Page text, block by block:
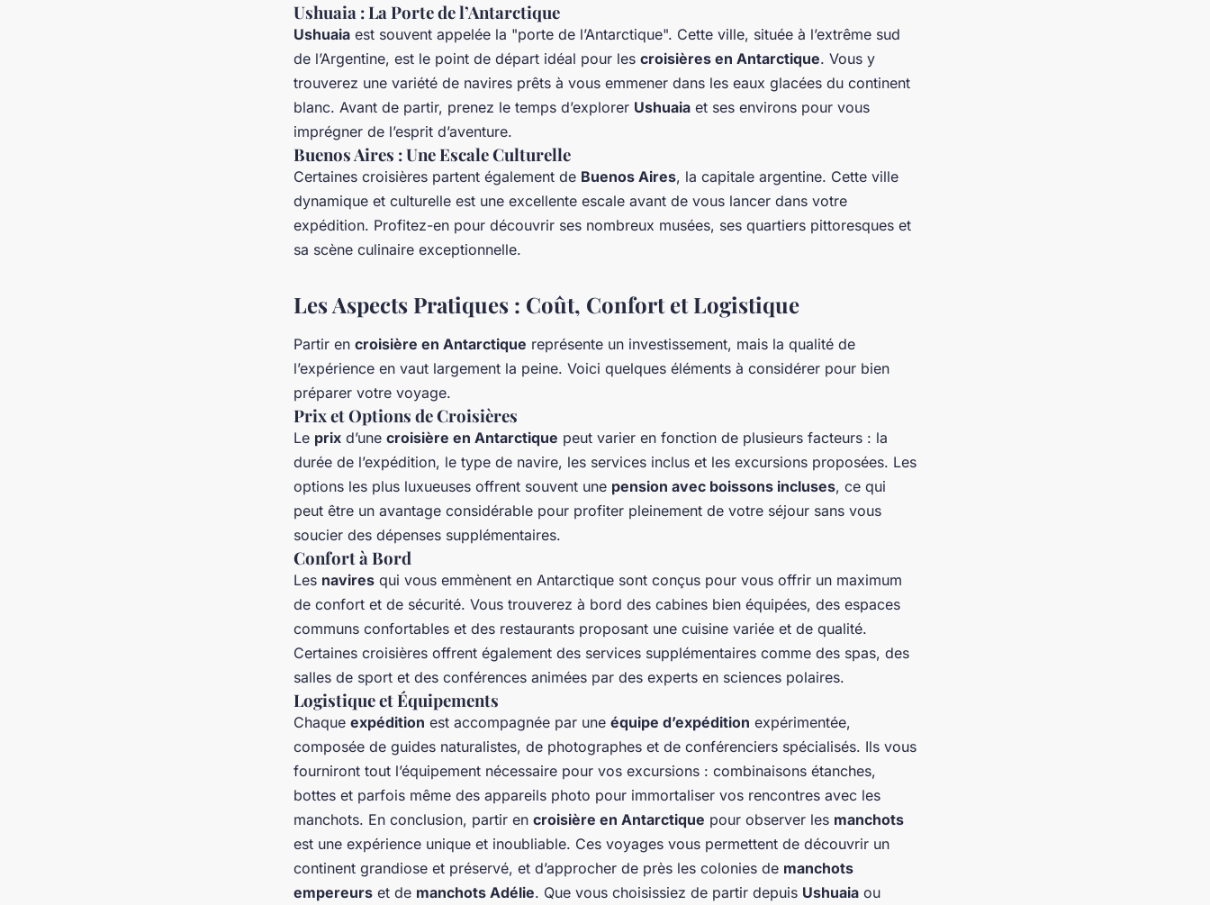
Ushuaia : La Porte de l’Antarctique
Ushuaia est souvent appelée la "porte de l’Antarctique". Cette ville, située à l’extrême sud
de l’Argentine, est le point de départ idéal pour les croisières en Antarctique. Vous y
trouverez une variété de navires prêts à vous emmener dans les eaux glacées du continent
blanc. Avant de partir, prenez le temps d’explorer Ushuaia et ses environs pour vous
imprégner de l’esprit d’aventure.
Buenos Aires : Une Escale Culturelle
Certaines croisières partent également de Buenos Aires, la capitale argentine. Cette ville
dynamique et culturelle est une excellente escale avant de vous lancer dans votre
expédition. Profitez-en pour découvrir ses nombreux musées, ses quartiers pittoresques et
sa scène culinaire exceptionnelle.
Les Aspects Pratiques : Coût, Confort et Logistique
Partir en croisière en Antarctique représente un investissement, mais la qualité de
l’expérience en vaut largement la peine. Voici quelques éléments à considérer pour bien
préparer votre voyage.
Prix et Options de Croisières
Le prix d’une croisière en Antarctique peut varier en fonction de plusieurs facteurs : la
durée de l’expédition, le type de navire, les services inclus et les excursions proposées. Les
options les plus luxueuses offrent souvent une pension avec boissons incluses, ce qui
peut être un avantage considérable pour profiter pleinement de votre séjour sans vous
soucier des dépenses supplémentaires.
Confort à Bord
Les navires qui vous emmènent en Antarctique sont conçus pour vous offrir un maximum
de confort et de sécurité. Vous trouverez à bord des cabines bien équipées, des espaces
communs confortables et des restaurants proposant une cuisine variée et de qualité.
Certaines croisières offrent également des services supplémentaires comme des spas, des
salles de sport et des conférences animées par des experts en sciences polaires.
Logistique et Équipements
Chaque expédition est accompagnée par une équipe d’expédition expérimentée,
composée de guides naturalistes, de photographes et de conférenciers spécialisés. Ils vous
fourniront tout l’équipement nécessaire pour vos excursions : combinaisons étanches,
bottes et parfois même des appareils photo pour immortaliser vos rencontres avec les
manchots. En conclusion, partir en croisière en Antarctique pour observer les manchots
est une expérience unique et inoubliable. Ces voyages vous permettent de découvrir un
continent grandiose et préservé, et d’approcher de près les colonies de manchots
empereurs et de manchots Adélie. Que vous choisissiez de partir depuis Ushuaia ou